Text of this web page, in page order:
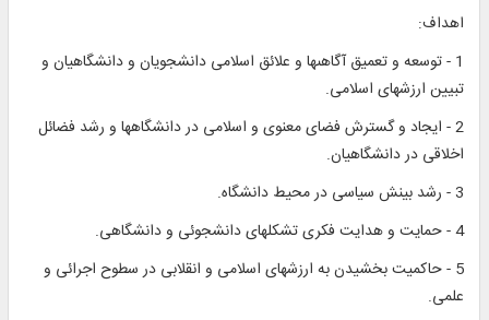
اهداف:
1 - توسعه و تعميق آگاهى‏ها و علائق اسلامى دانشجويان و دانشگاهيان و
تبيين ارزشهاى اسلامى.
2 - ايجاد و گسترش فضاى معنوى و اسلامى در دانشگاهها و رشد فضائل
اخلاقى در دانشگاهيان.
3 - رشد بينش سياسى در محيط دانشگاه.
4 - حمايت و هدايت فكرى تشكلهاى دانشجوئى و دانشگاهى.
5 - حاكميت بخشيدن به ارزشهاى اسلامى و انقلابى در سطوح اجرائى و
علمى.